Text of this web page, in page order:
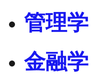
管理学
金融学